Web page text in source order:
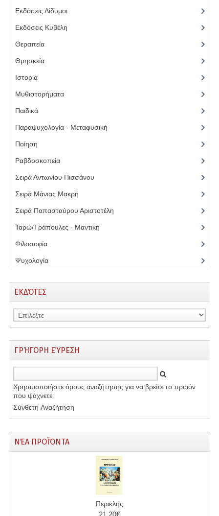
Εκδόσεις Δίδυμοι(7)
Εκδόσεις Κυβέλη
Θεραπεία(3)
Θρησκεία(11)
Ιστορία(2)
Μυθιστορήματα(3)
Παιδικά(4)
Παραψυχολογία - Μεταφυσική
Ποίηση
Ραβδοσκοπεία(3)
Σειρά Αντωνίου Πισσάνου
Σειρά Μάνιας Μακρή
Σειρά Παπασταύρου Αριστοτέλη
Ταρώ/Τράπουλες - Μαντική
Φιλοσοφία(16)
Ψυχολογία(12)
ΕΚΔΌΤΕΣ
ΓΡΉΓΟΡΗ ΕΎΡΕΣΗ
Χρησιμοποιήστε όρους αναζήτησης για να βρείτε το προϊόν
που ψάχνετε.
Σύνθετη Αναζήτηση
ΝΈΑ ΠΡΟΪΌΝΤΑ
Περικλής